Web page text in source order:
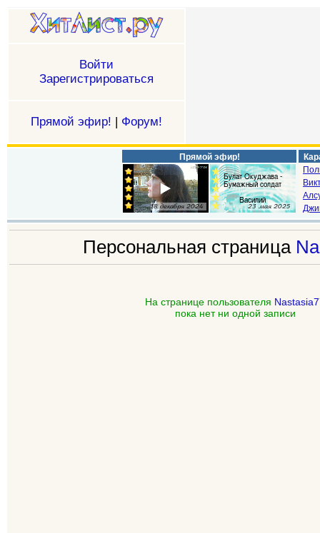
Войти
Зарегистрироваться
Прямой эфир! | Форум!
Прямой эфир!
Персональная страница
На странице пользователя
пока нет ни одной записи